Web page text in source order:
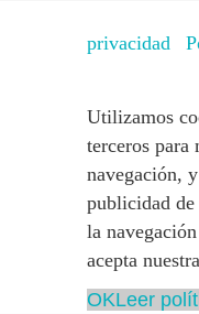
privacidad
Utilizamos
terceros para
navegación,
publicidad
la
acepta
OKLeer